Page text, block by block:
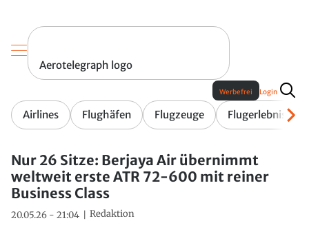
Aerotelegraph logo
Airlines Flughäfen Flugzeuge Flugerlebnis
Werbefrei Login
Nur 26 Sitze: Berjaya Air übernimmt
weltweit erste ATR 72-600 mit reiner
Business Class
20.05.26 - 21:04 Redaktion